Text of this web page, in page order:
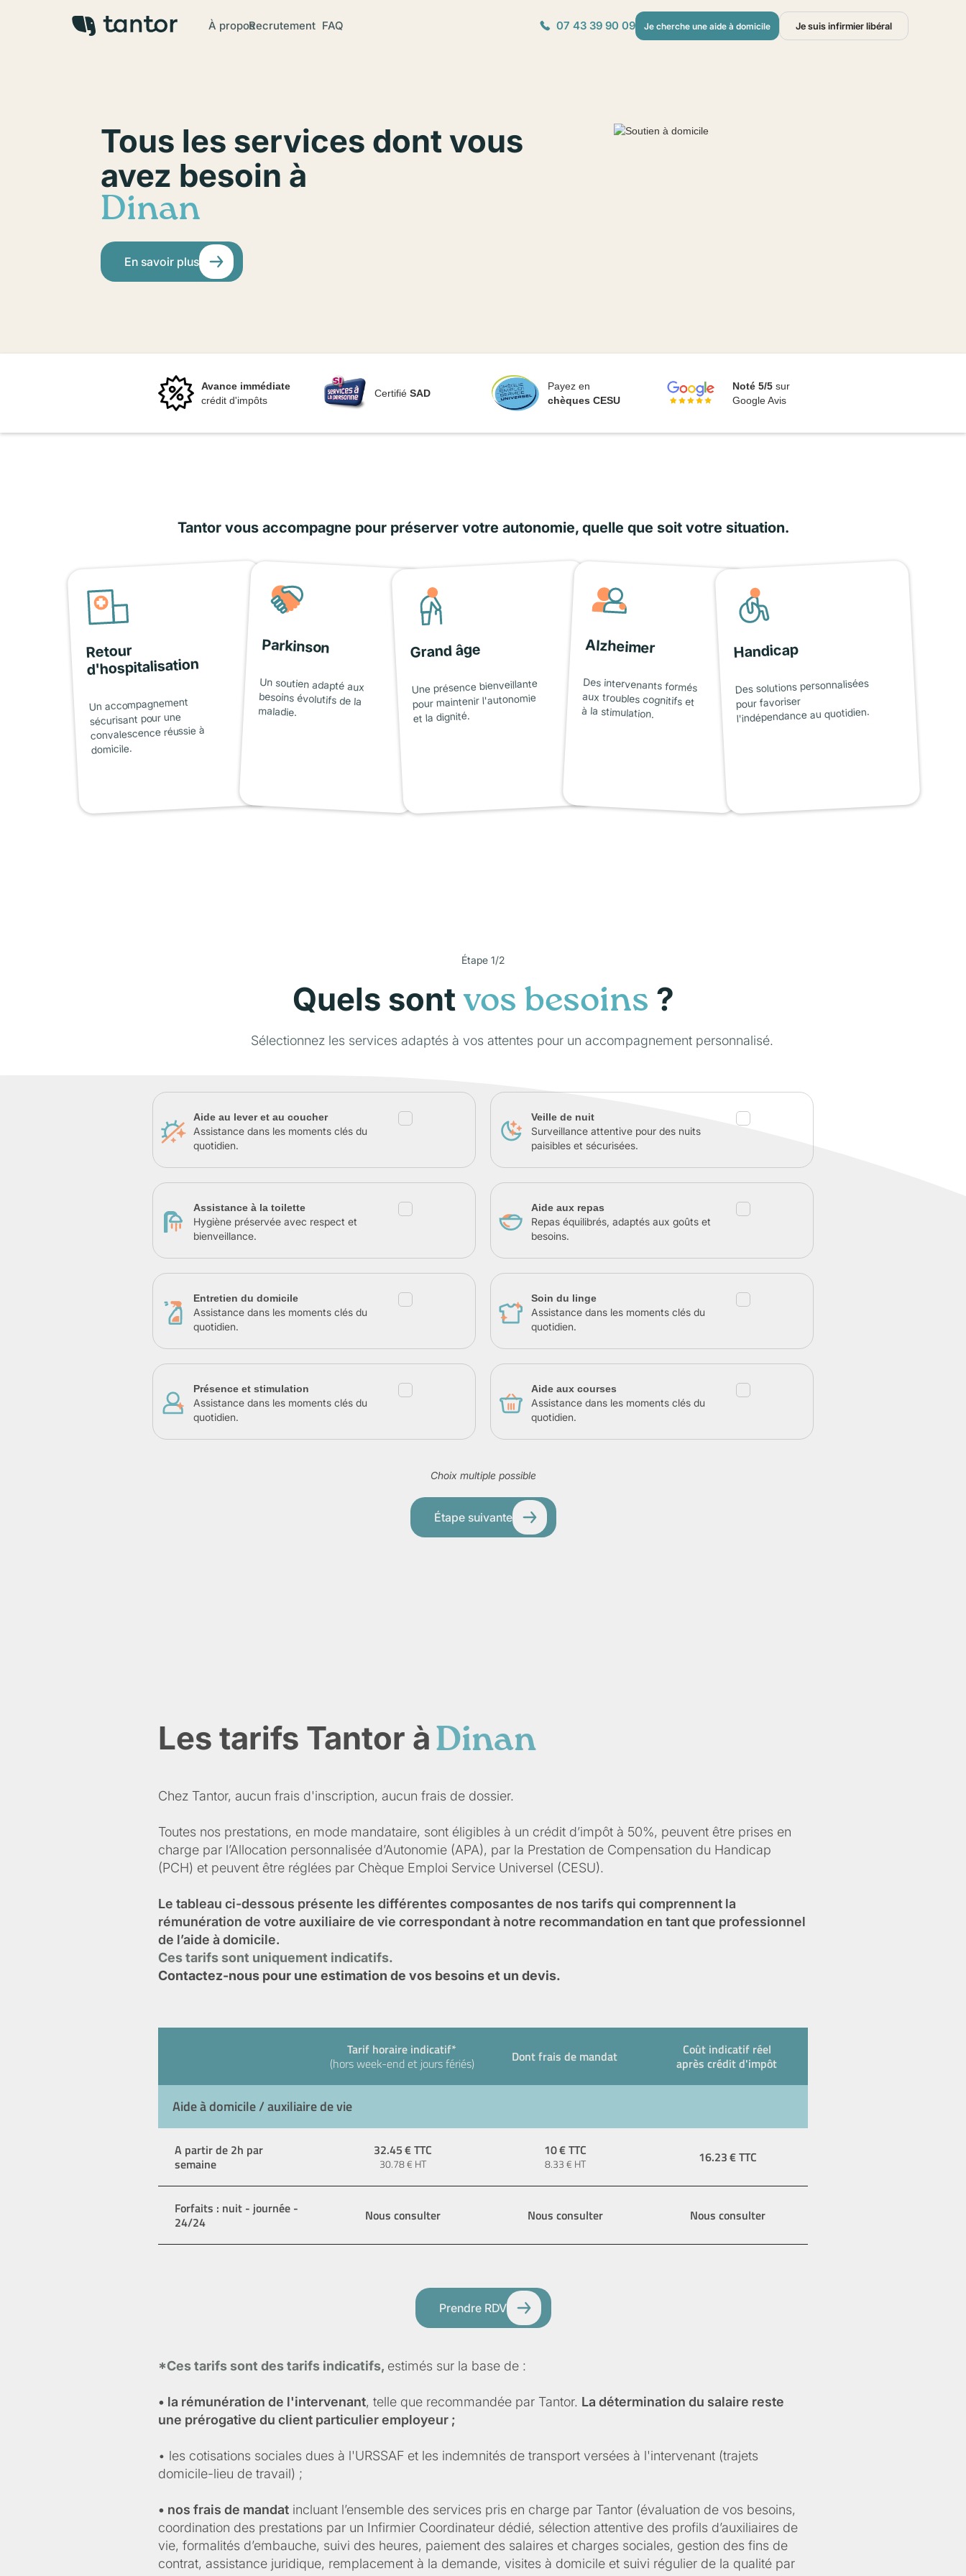
À proposRecrutement FAQ 07 43 39 90 09 Je cherche une aide à domicile Je suis infirmier libéral
Tous les services dont vous
avez besoin à
Dinan
En savoir plus
Avance immédiate
crédit d'impôts
CertifiéSAD
Payez en
chèques CESU
Noté 5/5sur
Google Avis
Tantor vous accompagne pour préserver votre autonomie, quelle que soit votre situation.
Retour
d'hospitalisation
Un accompagnement
sécurisant pour une
convalescence réussie à
domicile.
Parkinson
Un soutien adapté aux
besoins évolutifs de la
maladie.
Grand âge
Une présence bienveillante
pour maintenir l'autonomie
et la dignité.
Alzheimer
Des intervenants formés
aux troubles cognitifs et
à la stimulation.
Handicap
Des solutions personnalisées
pour favoriser
l'indépendance au quotidien.
Étape 1/2
Quels sont vos besoins ?
Sélectionnez les services adaptés à vos attentes pour un accompagnement personnalisé.
Aide au lever et au coucher
Assistance dans les moments clés du
quotidien.
Veille de nuit
Surveillance attentive pour des nuits
paisibles et sécurisées.
Assistance à la toilette
Hygiène préservée avec respect et
bienveillance.
Aide aux repas
Repas équilibrés, adaptés aux goûts et
besoins.
Entretien du domicile
Assistance dans les moments clés du
quotidien.
Soin du linge
Assistance dans les moments clés du
quotidien.
Présence et stimulation
Assistance dans les moments clés du
quotidien.
Aide aux courses
Assistance dans les moments clés du
quotidien.
Choix multiple possible
Étape suivante
Les tarifs Tantor à Dinan
Chez Tantor, aucun frais d'inscription, aucun frais de dossier.
Toutes nos prestations, en mode mandataire, sont éligibles à un crédit d’impôt à 50%, peuvent être prises en
charge par l’Allocation personnalisée d’Autonomie (APA), par la Prestation de Compensation du Handicap
(PCH) et peuvent être réglées par Chèque Emploi Service Universel (CESU).
Le tableau ci-dessous présente les différentes composantes de nos tarifs qui comprennent la
rémunération de votre auxiliaire de vie correspondant à notre recommandation en tant que professionnel
de l’aide à domicile.
Ces tarifs sont uniquement indicatifs.
Contactez-nous pour une estimation de vos besoins et un devis.
Tarif horaire indicatif*
(hors week-end et jours fériés)
Dont frais de mandat
Coût indicatif réel
après crédit d'impôt
Aide à domicile / auxiliaire de vie
A partir de 2h par
semaine
32.45€ TTC
30.78€ HT
10€ TTC
8.33€ HT 16.23€ TTC
Forfaits : nuit - journée -
24/24
Nous consulter Nous consulter Nous consulter
Prendre RDV
*Ces tarifs sont des tarifs indicatifs, estimés sur la base de :
• la rémunération de l'intervenant, telle que recommandée par Tantor. La détermination du salaire reste
une prérogative du client particulier employeur ;
• les cotisations sociales dues à l'URSSAF et les indemnités de transport versées à l'intervenant (trajets
domicile-lieu de travail) ;
• nos frais de mandat incluant l’ensemble des services pris en charge par Tantor (évaluation de vos besoins,
coordination des prestations par un Infirmier Coordinateur dédié, sélection attentive des profils d’auxiliaires de
vie, formalités d’embauche, suivi des heures, paiement des salaires et charges sociales, gestion des fins de
contrat, assistance juridique, remplacement à la demande, visites à domicile et suivi régulier de la qualité par